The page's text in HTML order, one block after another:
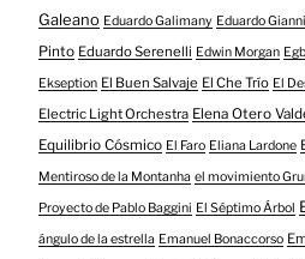
Galeano Eduardo Galimany Eduardo
Pinto Eduardo Serenelli Edwin Morgan
Ekseption El Buen Salvaje El Che Trío El
Electric Light Orchestra Elena Otero
Equilibrio Cósmico El Faro Eliana Lardone
Mentiroso de la Montanha el movimiento
Proyecto de Pablo Baggini El Séptimo Árbol
ángulo de la estrella Emanuel Bonaccorso